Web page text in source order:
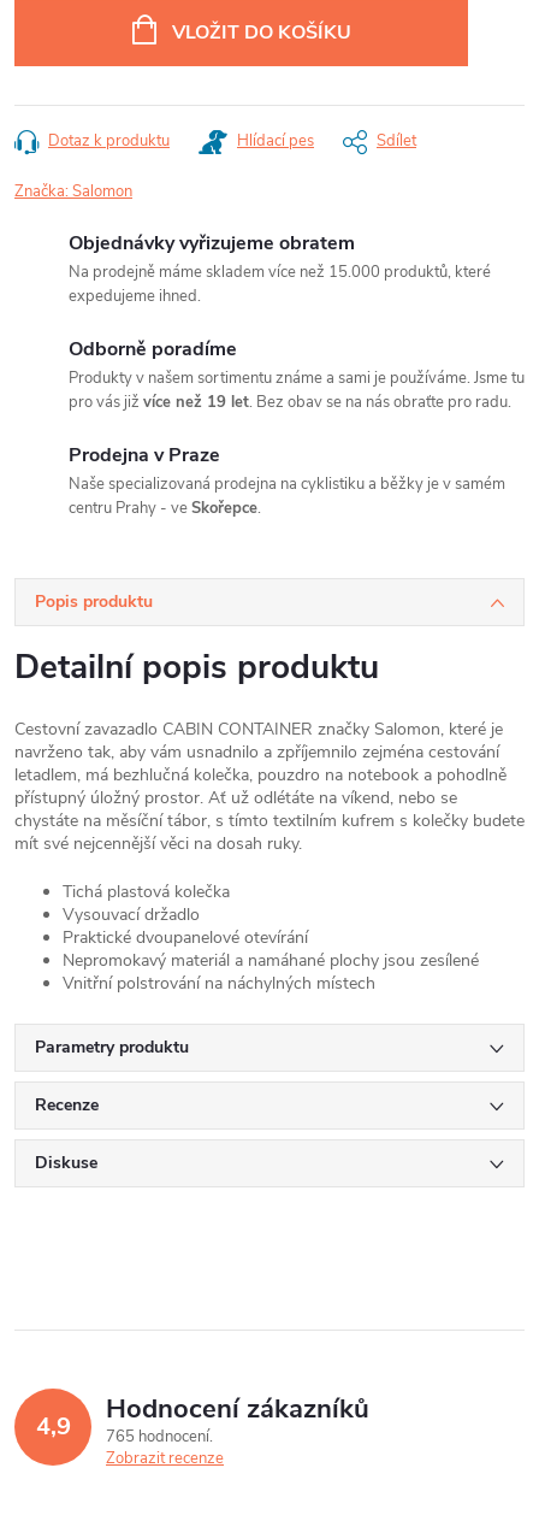
VLOŽIT DO KOŠÍKU
Dotaz k produktu Hlídací pes Sdílet
Značka:Salomon
Objednávky vyřizujeme obratem
Na prodejně máme skladem více než 15.000 produktů, které
expedujeme ihned.
Odborně poradíme
Produkty v našem sortimentu známe a sami je používáme. Jsme tu
pro vás již více než 19 let. Bez obav se na nás obraťte pro radu.
Prodejna v Praze
Naše specializovaná prodejna na cyklistiku a běžky je v samém
centru Prahy - veSkořepce.
Popis produktu
Detailní popis produktu
Cestovní zavazadlo CABIN CONTAINER značky Salomon, které je
navrženo tak, aby vám usnadnilo a zpříjemnilo zejména cestování
letadlem, má bezhlučná kolečka, pouzdro na notebook a pohodlně
přístupný úložný prostor. Ať už odlétáte na víkend, nebo se
chystáte na měsíční tábor, s tímto textilním kufrem s kolečky budete
mít své nejcennější věci na dosah ruky.
Tichá plastová kolečka
Vysouvací držadlo
Praktické dvoupanelové otevírání
Nepromokavý materiál a namáhané plochy jsou zesílené
Vnitřní polstrování na náchylných místech
Parametry produktu
Recenze
Diskuse
4,9 Hodnocení zákazníků
765 hodnocení
Zobrazit recenze